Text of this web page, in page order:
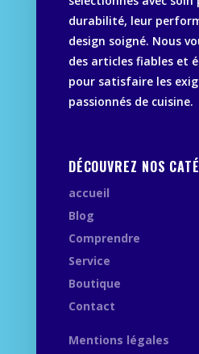
durabilité, leur
design soigné. Nous
des articles fiables et
pour satisfaire les
passionnés de cuisine.
DÉCOUVREZ NOS
accueil
Blog
Comprendre
Service
Boutique
Contact
Mentions légales